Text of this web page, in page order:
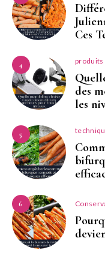
Ces
4 produits
des
les
5
6